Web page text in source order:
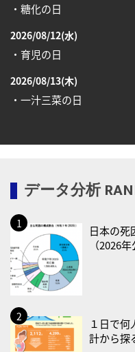
・糖化の日
2026/08/12(水)
・育児の日
2026/08/13(木)
・一汁三菜の日
・減塩の日
・防犯の日
2026/08/19(水)
・世界人道デー
・食育の日
2026/08/21(金)
・献血の日
2026/08/22(土)
データ分析
日本の死
（2026年
１日で
計から探